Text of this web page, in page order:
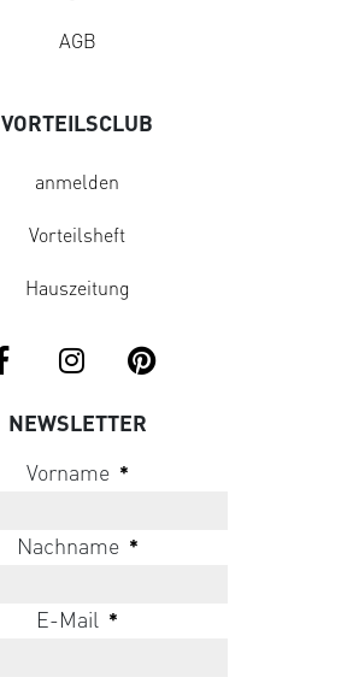
AGB
VORTEILSCLUB
anmelden
Vorteilsheft
Hauszeitung
NEWSLETTER
Vorname *
Nachname *
E-Mail *